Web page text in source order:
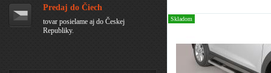
Skladom
Predaj do Čiech
tovar posielame aj do Českej
Republiky.